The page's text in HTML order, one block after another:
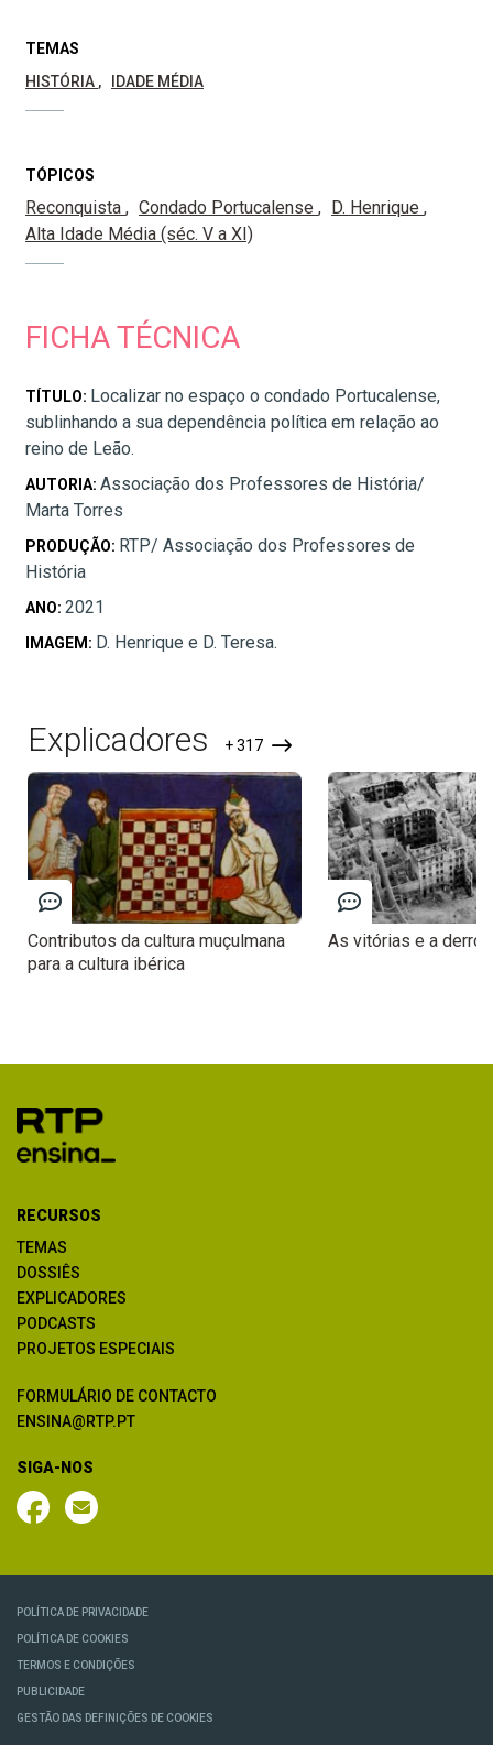
TEMAS
HISTÓRIA
IDADE MÉDIA
TÓPICOS
Reconquista Condado Portucalense
D. Henrique
Alta Idade Média (séc. V a XI)
FICHA TÉCNICA
TÍTULO: Localizar no espaço o condado Portucalense,
sublinhando a sua dependência política em relação ao
reino de Leão.
AUTORIA: Associação dos Professores de História/
Marta Torres
PRODUÇÃO: RTP/ Associação dos Professores de
História
ANO: 2021
IMAGEM: D. Henrique e D. Teresa.
Explicadores + 317
Contributos da cultura muçulmana
para a cultura ibérica
As vitórias e a
RECURSOS
TEMAS
DOSSIÊS
EXPLICADORES
PODCASTS
PROJETOS ESPECIAIS
FORMULÁRIO DE CONTACTO
ENSINA@RTP.PT
SIGA-NOS
POLÍTICA DE PRIVACIDADE
POLÍTICA DE COOKIES
TERMOS E CONDIÇÕES
PUBLICIDADE
GESTÃO DAS DEFINIÇÕES DE COOKIES